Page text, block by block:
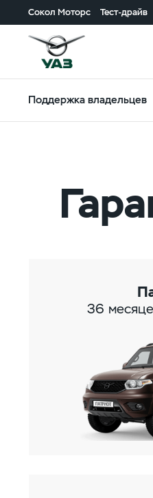
Сокол Моторс Тест-драйв
Поддержка владельцев
36